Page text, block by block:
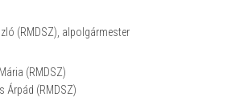
(RMDSZ), alpolgármester
(RMDSZ)
Árpád (RMDSZ)